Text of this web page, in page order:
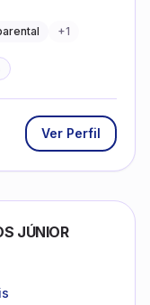
e+1
Ver Perfil
JÚNIOR